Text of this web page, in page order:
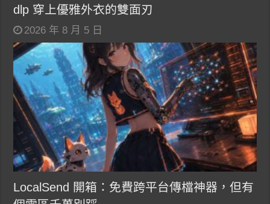
dlp 穿上優雅外衣的雙面刃
2026 年 8 月 5 日
LocalSend 開箱：免費跨平台傳檔神器，但有